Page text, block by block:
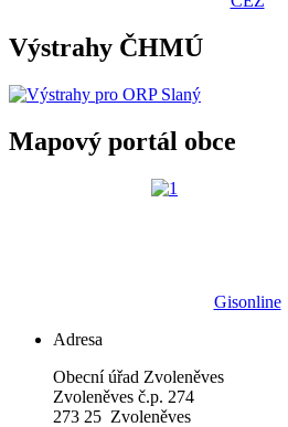
Výstrahy ČHMÚ
Mapový portál obce
Gisonline
Adresa
Obecní úřad Zvoleněves
Zvoleněves č.p. 274
273 25 Zvoleněves